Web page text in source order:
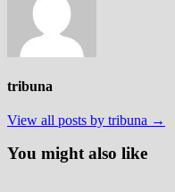
tribuna
View all posts by tribuna →
You might also like